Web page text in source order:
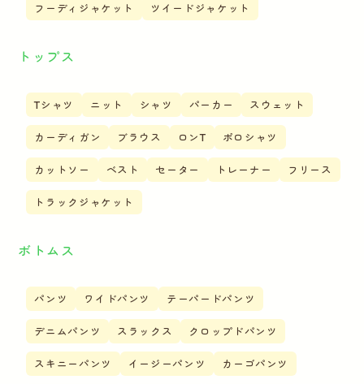
フーディジャケット ツイードジャケット
トップス
Tシャツ ニット シャツ パーカー スウェット
カーディガン ブラウス ロンT ポロシャツ
カットソー ベスト セーター トレーナー フリース
トラックジャケット
ボトムス
パンツ ワイドパンツ テーパードパンツ
デニムパンツ スラックス クロップドパンツ
スキニーパンツ イージーパンツ カーゴパンツ